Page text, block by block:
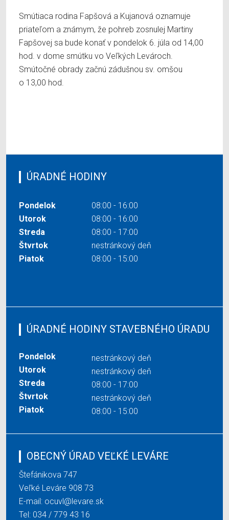
Smútiaca rodina Fapšová a Kujanová oznamuje
priateľom a známym, že pohreb zosnulej Martiny
Fapšovej sa bude konať v pondelok 6. júla od 14,00
hod. v dome smútku vo Veľkých Levároch.
Smútočné obrady začnú zádušnou sv. omšou
o 13,00 hod.
ÚRADNÉ HODINY
Pondelok
08:00 - 16:00
Utorok
08:00 - 16:00
Streda
08:00 - 17:00
Štvrtok
nestránkový deň
Piatok
08:00 - 15:00
ÚRADNÉ HODINY STAVEBNÉHO ÚRADU
Pondelok
nestránkový deň
Utorok
nestránkový deň
Streda
08:00 - 17:00
Štvrtok
nestránkový deň
Piatok
08:00 - 15:00
OBECNÝ ÚRAD VEĽKÉ LEVÁRE
Štefánikova 747
Veľké Leváre 908 73
E-mail: ocuvl@levare.sk
Tel: 034 / 779 43 16